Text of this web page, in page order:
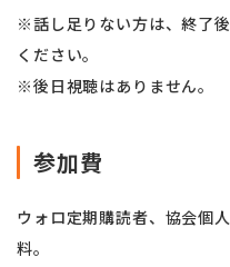
※話し足りない方は、終了
ください。
※後日視聴はありません。
参加費
ウォロ定期購読者、協会個
料。